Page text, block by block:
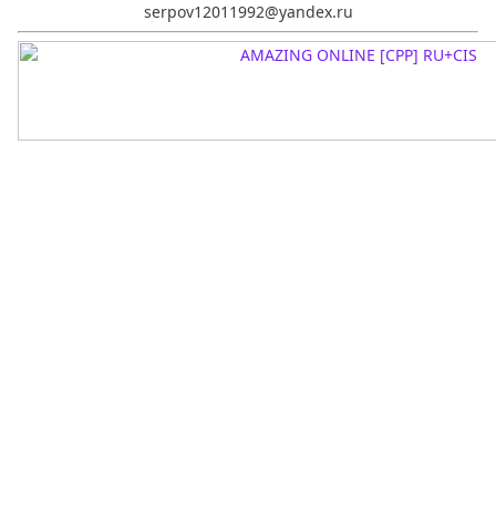
serpov12011992@yandex.ru